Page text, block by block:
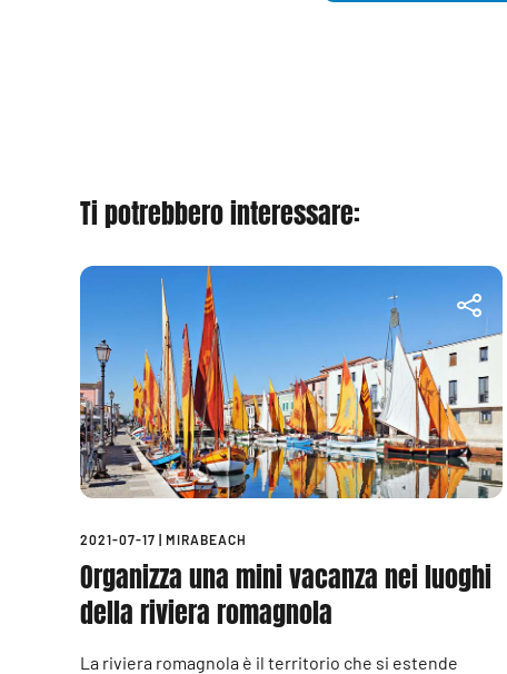
Ti potrebbero interessare:
2021-07-17 | MIRABEACH
Organizza una mini vacanza nei luoghi
della riviera romagnola
La riviera romagnola è il territorio che si estende